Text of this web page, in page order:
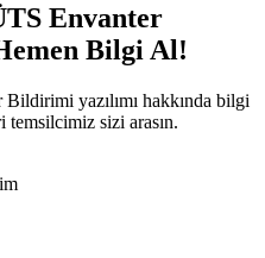
Envanter
Bilgi Al!
yazılımı hakkında bilgi
sizi arasın.